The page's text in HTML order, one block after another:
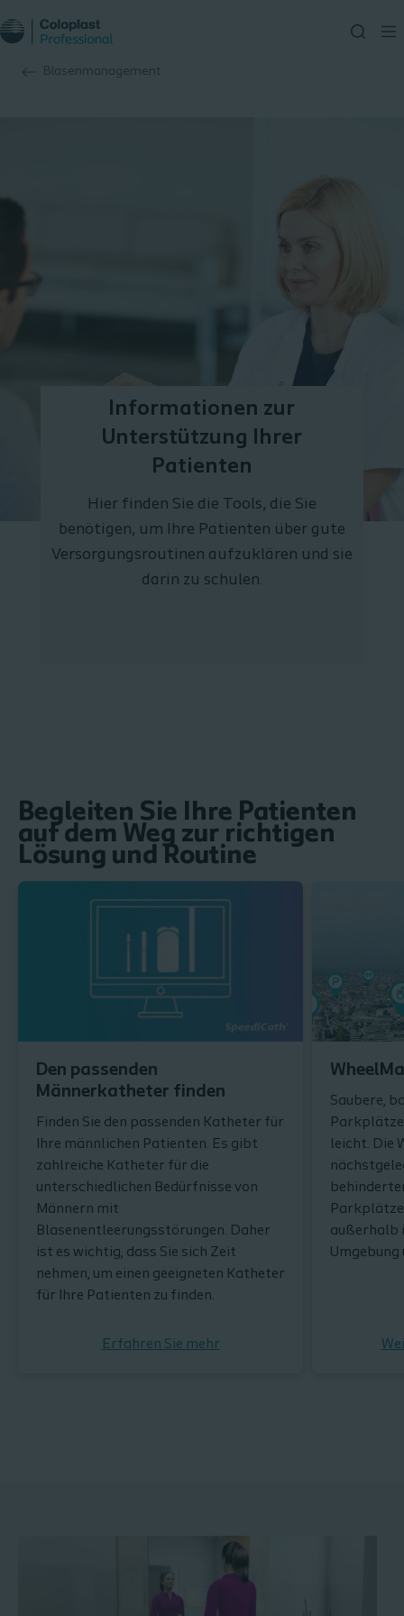
Blasenmanagement
Informationen zur
Unterstützung Ihrer
Patienten
Hier finden Sie die Tools, die Sie
benötigen, um Ihre Patienten über gute
Versorgungsroutinen aufzuklären und sie
darin zu schulen.
Begleiten Sie Ihre Patienten
auf dem Weg zur richtigen
Lösung und Routine
Den passenden
Männerkatheter finden
Finden Sie den passenden Katheter für
Ihre männlichen Patienten. Es gibt
zahlreiche Katheter für die
unterschiedlichen Bedürfnisse von
Männern mit
Blasenentleerungsstörungen. Daher
ist es wichtig, dass Sie sich Zeit
nehmen, um einen geeigneten Katheter
für Ihre Patienten zu finden.
Erfahren Sie mehr
Saubere,
leicht. Die
außerhalb